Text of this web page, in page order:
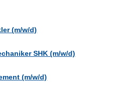
(m/w/d)
SHK (m/w/d)
(m/w/d)